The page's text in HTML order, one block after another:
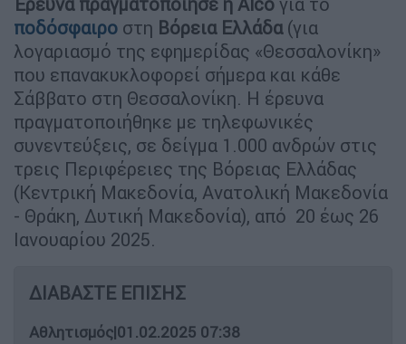
ποδόσφαιρο στη Βόρεια Ελλάδα(για
λογαριασμό της εφημερίδας «Θεσσαλονίκη»
που επανακυκλοφορεί σήμερα και κάθε
Σάββατο στη Θεσσαλονίκη. Η έρευνα
πραγματοποιήθηκε με τηλεφωνικές
συνεντεύξεις, σε δείγμα 1.000 ανδρών στις
τρεις Περιφέρειες της Βόρειας Ελλάδας
(Κεντρική Μακεδονία, Ανατολική Μακεδονία
- Θράκη, Δυτική Μακεδονία), από 20 έως 26
Ιανουαρίου 2025.
ΔΙΑΒΑΣΤΕ ΕΠΙΣΗΣ
Αθλητισμός|01.02.2025 07:38